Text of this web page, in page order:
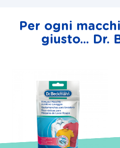
Per ogni
giusto... Dr.